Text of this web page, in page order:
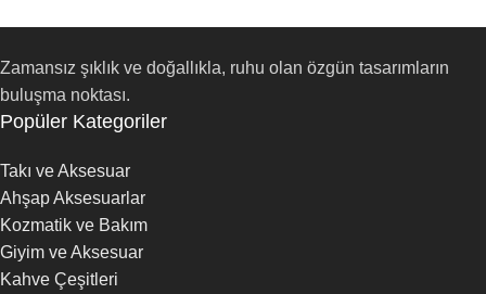
Zamansız şıklık ve doğallıkla, ruhu olan özgün tasarımların
buluşma noktası.
Popüler Kategoriler
Takı ve Aksesuar
Ahşap Aksesuarlar
Kozmatik ve Bakım
Giyim ve Aksesuar
Kahve Çeşitleri